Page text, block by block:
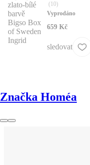
(10)
Vyprodáno
659 Kč
sledovat
Značka Homéa